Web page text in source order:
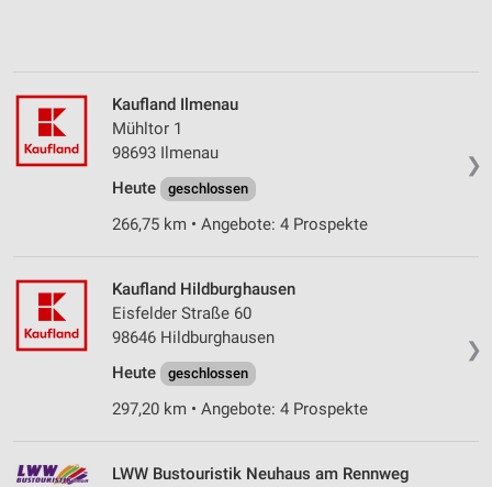
❯
Kaufland Ilmenau
Mühltor 1
98693 Ilmenau
Heute
geschlossen
266,75 km • Angebote: 4 Prospekte
❯
Kaufland Hildburghausen
Eisfelder Straße 60
98646 Hildburghausen
Heute
geschlossen
297,20 km • Angebote: 4 Prospekte
LWW Bustouristik Neuhaus am Rennweg